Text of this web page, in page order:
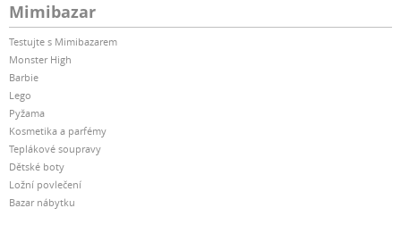
Mimibazar
Testujte s Mimibazarem
Monster High
Barbie
Lego
Pyžama
Kosmetika a parfémy
Teplákové soupravy
Dětské boty
Ložní povlečení
Bazar nábytku